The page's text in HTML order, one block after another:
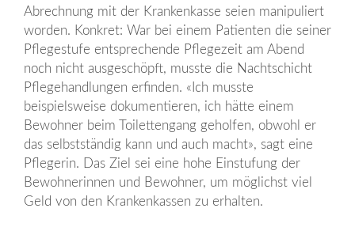
Abrechnung mit der Krankenkasse seien manipuliert
worden. Konkret: War bei einem Patienten die seiner
Pflegestufe entsprechende Pflegezeit am Abend
noch nicht ausgeschöpft, musste die Nachtschicht
Pflegehandlungen erfinden. «Ich musste
beispielsweise dokumentieren, ich hätte einem
Bewohner beim Toilettengang geholfen, obwohl er
das selbstständig kann und auch macht», sagt eine
Pflegerin. Das Ziel sei eine hohe Einstufung der
Bewohnerinnen und Bewohner, um möglichst viel
Geld von den Krankenkassen zu erhalten.